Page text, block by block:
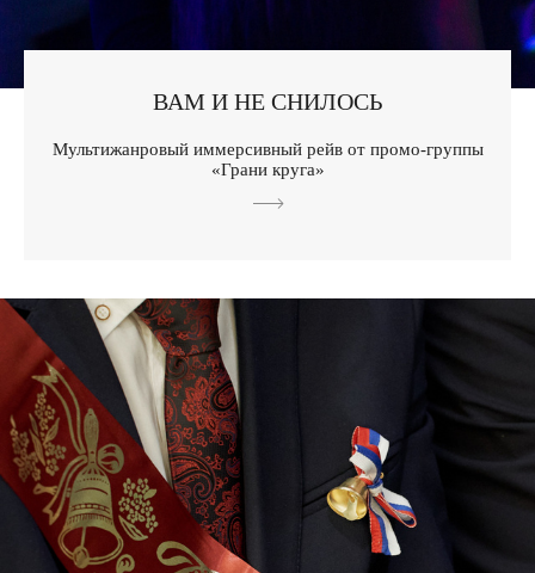
ВАМ И НЕ СНИЛОСЬ
Мультижанровый иммерсивный рейв от промо-группы
«Грани круга»